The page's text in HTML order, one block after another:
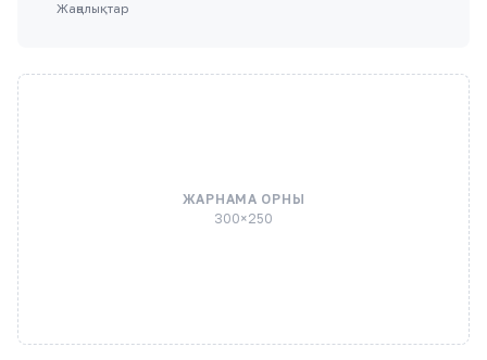
Жаңалықтар
ЖАРНАМА ОРНЫ
300×250